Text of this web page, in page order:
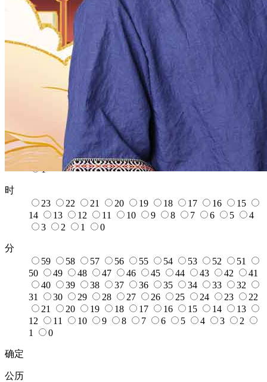
1931
1930 1928 1927 1926
1924
1923 1922 1920
1919
1918
1916 1915 1914
1912
1911
1909 1908 1907
1905
1904 1903 1902 1900
12
11 7
31
30 29 28 27 25 24
22
21 20 18 17
12
11 10 9 8 7 4
1
时
23
22 21 20 19 18 17 16
15
14
13 12 11 10 9 8 7 6 5
4
3
2 1 0
分
59
58 57 56 55 54 53 52
51
50
49 48 47 46 45 44 43 42
41
40
39 38 37 36 35 34 33
32
31
30 29 28 27 26 25 24 23
22
21
20 19 18 17 16 15 14
13
12
11 10 9 8 7 6 5 4 3
2
1
0
确定
公历